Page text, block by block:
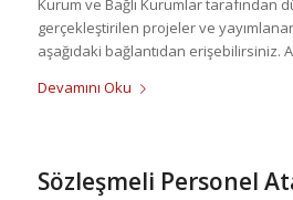
Kurum ve Bağlı Kurumlar tarafından
gerçekleştirilen projeler ve
aşağıdaki bağlantıdan erişebilirsiniz.
Devamını Oku
Sözleşmeli Personel